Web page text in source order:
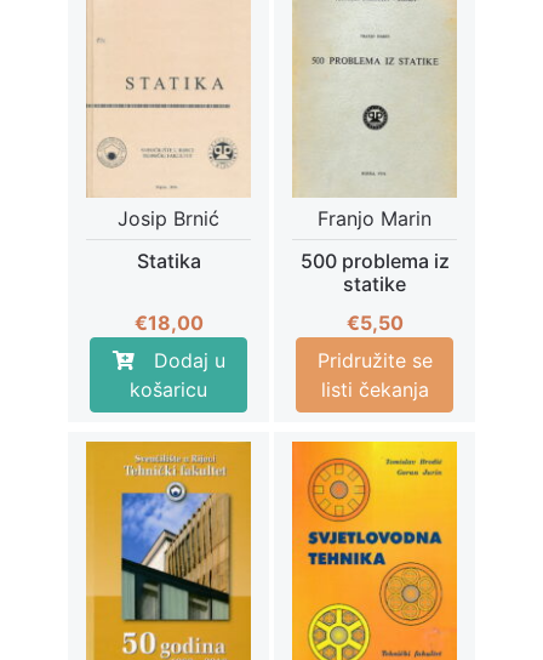
Josip Brnić
Statika
€18,00
Dodaj u
košaricu
Franjo Marin
500 problema iz
statike
€5,50
Pridružite se
listi čekanja